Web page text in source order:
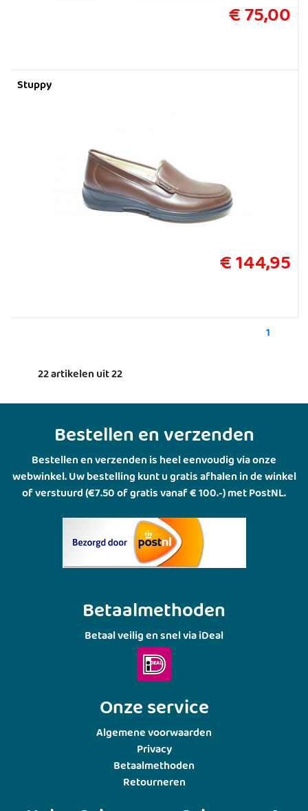
€ 75,00
Stuppy
€ 144,95
1
22 artikelen uit 22
Bestellen en verzenden
Bestellen en verzenden is heel eenvoudig via onze
webwinkel. Uw bestelling kunt u gratis afhalen in de winkel
of verstuurd (€7.50 of gratis vanaf € 100.-) met PostNL.
Betaalmethoden
Betaal veilig en snel via iDeal
Onze service
Algemene voorwaarden
Privacy
Betaalmethoden
Retourneren